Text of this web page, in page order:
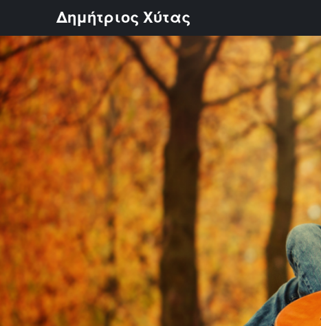
content
Δημήτριος Χύτας